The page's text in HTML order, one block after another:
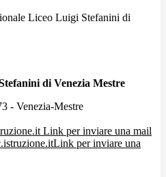
Liceo Luigi Stefanini di
di Venezia Mestre
- Venezia-Mestre
Link per inviare una mail
Link per inviare una